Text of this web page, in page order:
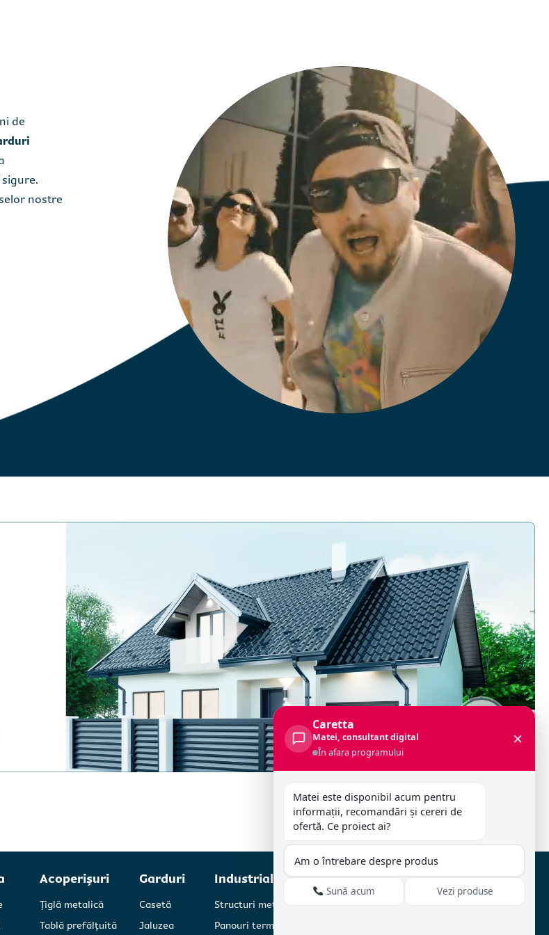
de
nostre
Acoperișuri
Țiglă metalică
Tablă prefălțuită
Garduri
Casetă
Jaluzea
Industriale
Structuri metalice
Panouri termoizolante
Urmărește-ne online:
Caretta
Matei, consultant digital
În afara programului
×
Matei este disponibil acum pentru
informații, recomandări și cereri de
ofertă. Ce proiect ai?
Am o întrebare despre produs
Sună acum Vezi produse